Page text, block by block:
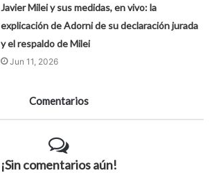
Javier Milei y sus medidas, en vivo: la
explicación de Adorni de su declaración jurada
y el respaldo de Milei
Jun 11, 2026
Comentarios
¡Sin comentarios aún!